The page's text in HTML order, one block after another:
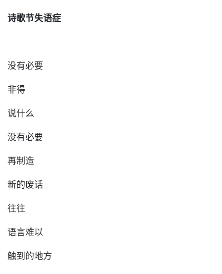
诗歌节失语症
没有必要
非得
说什么
没有必要
再制造
新的废话
往往
语言难以
触到的地方